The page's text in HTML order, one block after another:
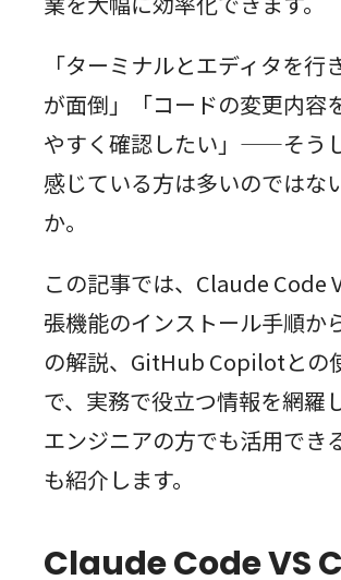
「ターミナルとエディタを行
が面倒」「コードの変更内容
やすく確認したい」——そう
感じている方は多いのではな
か。
この記事では、Claude Code
張機能のインストール手順か
の解説、GitHub Copilotとの
で、実務で役立つ情報を網羅
エンジニアの方でも活用でき
も紹介します。
Claude Code VS